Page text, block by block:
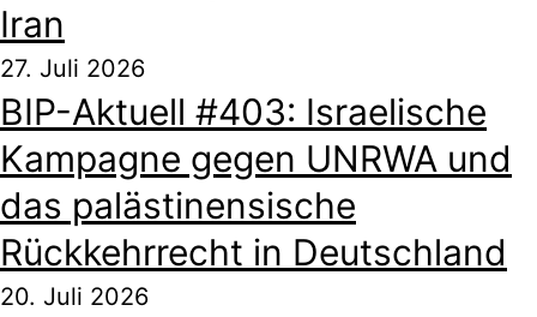
Iran
27. Juli 2026
BIP-Aktuell #403: Israelische
Kampagne gegen UNRWA und
das palästinensische
Rückkehrrecht in Deutschland
20. Juli 2026